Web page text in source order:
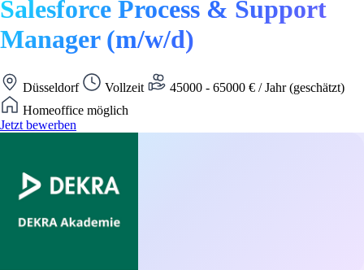
Salesforce Process & Support
Manager (m/w/d)
Düsseldorf Vollzeit
45000 - 65000 € / Jahr (geschätzt)
Homeoffice möglich
Jetzt bewerben